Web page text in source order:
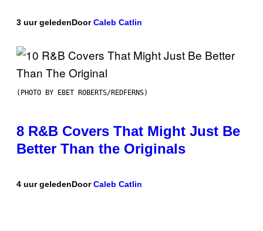
3 uur geledenDoorCaleb Catlin
(PHOTO BY EBET ROBERTS/REDFERNS)
8 R&B Covers That Might Just Be
Better Than the Originals
4 uur geledenDoorCaleb Catlin